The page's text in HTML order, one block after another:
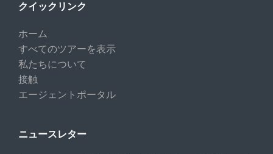
クイックリンク
ホーム
すべてのツアーを表示
私たちについて
接触
エージェントポータル
ニュースレター